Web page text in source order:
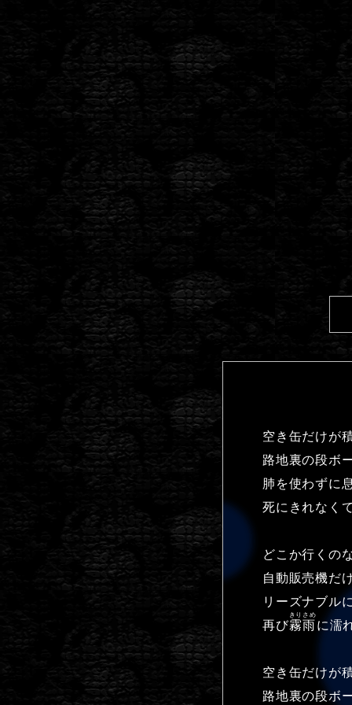
空き缶だけが
路地裏の段ボ
肺を使わずに
死にきれなく
どこか行くの
自動販売機だ
リーズナブル
再び霧雨
きりさめ
に濡
空き缶だけが
路地裏の段ボ